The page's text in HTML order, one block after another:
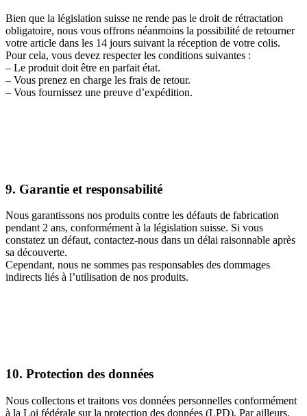
Bien que la législation suisse ne rende pas le droit de rétractation
obligatoire, nous vous offrons néanmoins la possibilité de retourner
votre article dans les 14 jours suivant la réception de votre colis.
Pour cela, vous devez respecter les conditions suivantes :
– Le produit doit être en parfait état.
– Vous prenez en charge les frais de retour.
– Vous fournissez une preuve d’expédition.
9. Garantie et responsabilité
Nous garantissons nos produits contre les défauts de fabrication
pendant 2 ans, conformément à la législation suisse. Si vous
constatez un défaut, contactez-nous dans un délai raisonnable après
sa découverte.
Cependant, nous ne sommes pas responsables des dommages
indirects liés à l’utilisation de nos produits.
10. Protection des données
Nous collectons et traitons vos données personnelles conformément
à la Loi fédérale sur la protection des données (LPD). Par ailleurs,